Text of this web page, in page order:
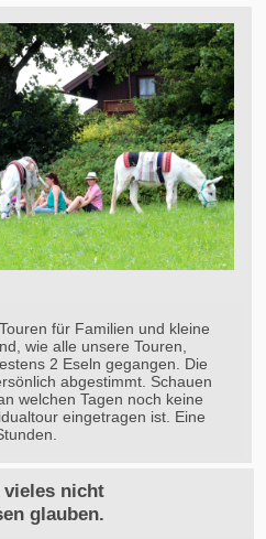
für Familien und kleine
wie alle unsere Touren,
2 Eseln gegangen. Die
abgestimmt. Schauen
welchen Tagen noch keine
eingetragen ist. Eine
nicht
glauben.